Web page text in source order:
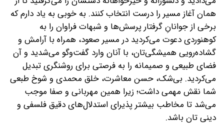
همان آغاز مسیر را درست انتخاب کنند. به خوبی به یاد دارم که
برخی از جوانانِ گرفتار پرسش‌ها و شبهات فراوان را به
کوهنوردی دعوت می‌کردید در مسیر صعود، همراه با آرامش و
گشاده‌رویی همیشگی‌تان، با آنان وارد گفت‌وگو می‌شدید و آن
فضای طبیعی و صمیمانه را به فرصتی برای روشنگری تبدیل
می‌کردید. بی‌شک، حسن معاشرت، خلق محمدی و شوخ طبعی
شما نقش مهمی داشت؛ زیرا همین مهربانی و صفا موجب
می‌شد تا مخاطب بیشتر پذیرای استدلال‌های دقیق فلسفی و
دینی تان باشد.